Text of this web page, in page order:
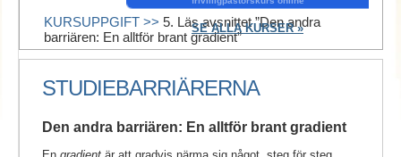
SE ALLA KURSER »
KURSUPPGIFT >> 5. Läs avsnittet ”Den andra
barriären: En alltför brant gradient”
STUDIEBARRIÄRERNA
Den andra barriären: En alltför brant gradient